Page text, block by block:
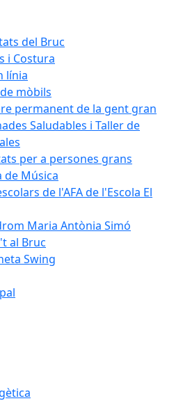
del Bruc
i Costura
línia
mòbils
permanent de la gent gran
Saludables i Taller de
per a persones grans
de Música
de l'AFA de l'Escola El
Maria Antònia Simó
al Bruc
Swing